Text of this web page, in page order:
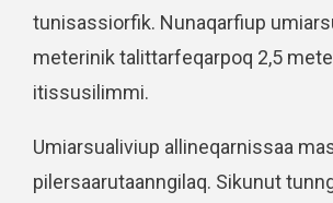
tunisassiorfik. Nunaqarfiup
meterinik talittarfeqarpoq 2,5
itissusilimmi.
Umiarsualiviup allineqarnissaa
pilersaarutaanngilaq. Sikunut